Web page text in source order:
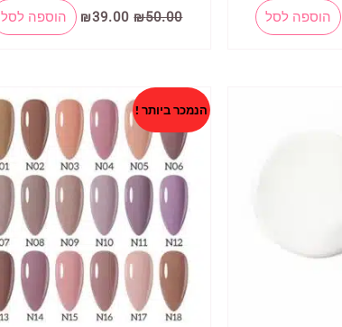
המחיר
הנוכחי
הוספה לסל ₪50.00
המחיר
המקורי
₪39.00
המחיר
הנוכחי
הוספה לסל
הנמכר ביותר !